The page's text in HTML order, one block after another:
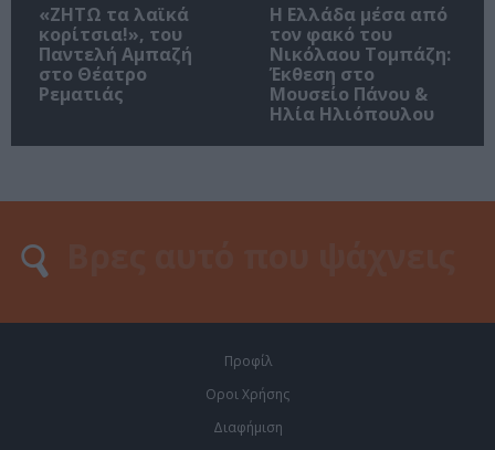
«ΖΗΤΩ τα λαϊκά
κορίτσια!», του
Παντελή Αμπαζή
στο Θέατρο
Ρεματιάς
Η Ελλάδα μέσα από
τον φακό του
Νικόλαου Τομπάζη:
Έκθεση στο
Μουσείο Πάνου &
Ηλία Ηλιόπουλου
Προφίλ
Οροι Χρήσης
Διαφήμιση